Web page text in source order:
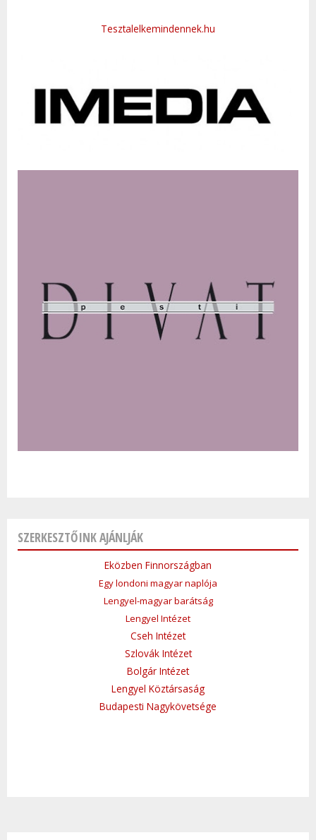
Tesztalelkemindennek.hu
SZERKESZTŐINK AJÁNLJÁK
Eközben Finnországban
Egy londoni magyar naplója
Lengyel-magyar barátság
Lengyel Intézet
Cseh Intézet
Szlovák Intézet
Bolgár Intézet
Lengyel Köztársaság
Budapesti Nagykövetsége